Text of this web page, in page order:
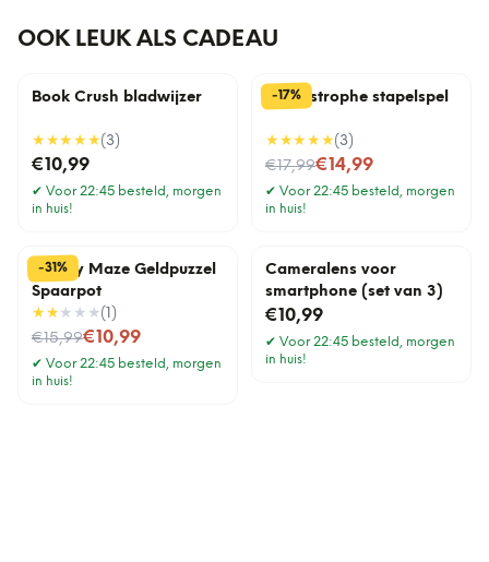
OOK LEUK ALS CADEAU
Book Crush bladwijzer
★★★★★(3)
€10,99
✔ Voor 22:45 besteld, morgen
in huis!
-17%
Cat-astrophe stapelspel
★★★★★(3)
€17,99
Nu voor€14,99
✔ Voor 22:45 besteld, morgen
in huis!
-31%
Money Maze Geldpuzzel
Spaarpot
★★ ★★★( 1 )
€15,99
Nu voor€10,99
✔ Voor 22:45 besteld, morgen
in huis!
Cameralens voor
smartphone (set van 3)
€10,99
✔ Voor 22:45 besteld, morgen
in huis!